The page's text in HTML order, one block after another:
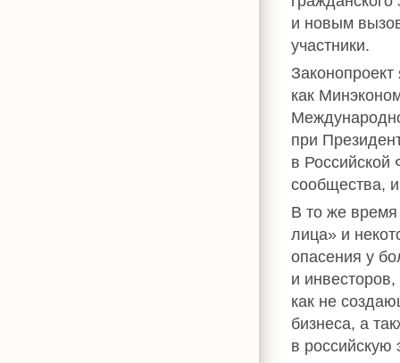
и новым
участники.
как
при
в Российской
сообщества,
В то же
лица» и
опасения у
и
как не
бизнеса, а
в российскую